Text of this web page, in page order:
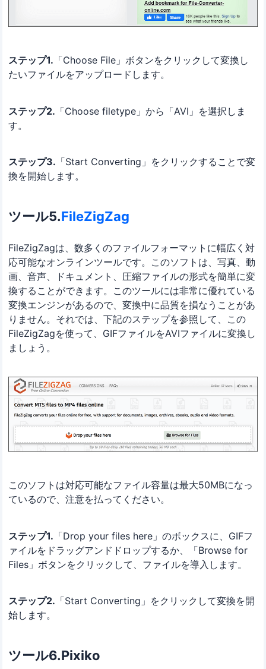
ステップ1. 「Choose File」ボタンをクリックして変換し
たいファイルをアップロードします。
ステップ2. 「Choose filetype」から「AVI」を選択しま
す。
ステップ3. 「Start Converting」をクリックすることで変
換を開始します。
ツール5.FileZigZag
FileZigZagは、数多くのファイルフォーマットに幅広く対
応可能なオンラインツールです。このソフトは、写真、動
画、音声、ドキュメント、圧縮ファイルの形式を簡単に変
換することができます。このツールには非常に優れている
変換エンジンがあるので、変換中に品質を損なうことがあ
りません。それでは、下記のステップを参照して、この
FileZigZagを使って、GIFファイルをAVIファイルに変換し
ましょう。
このソフトは対応可能なファイル容量は最大50MBになっ
ているので、注意を払ってください。
ステップ1. 「Drop your files here」のボックスに、GIFフ
ァイルをドラッグアンドドロップするか、「Browse for
Files」ボタンをクリックして、ファイルを導入します。
ステップ2. 「Start Converting」をクリックして変換を開
始します。
ツール6.Pixiko